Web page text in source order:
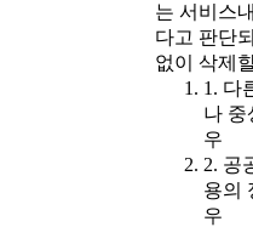
는 서비스
다고 판단
없이 삭제
1. 다
나 중
우
2. 공
용의
우